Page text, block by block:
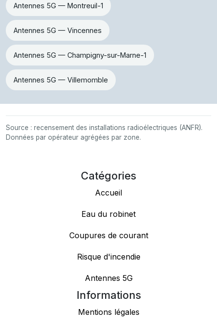
Antennes 5G — Montreuil-1
Antennes 5G — Vincennes
Antennes 5G — Champigny-sur-Marne-1
Antennes 5G — Villemomble
Source : recensement des installations radioélectriques (ANFR).
Données par opérateur agrégées par zone.
Catégories
Accueil
Eau du robinet
Coupures de courant
Risque d'incendie
Antennes 5G
Informations
Mentions légales